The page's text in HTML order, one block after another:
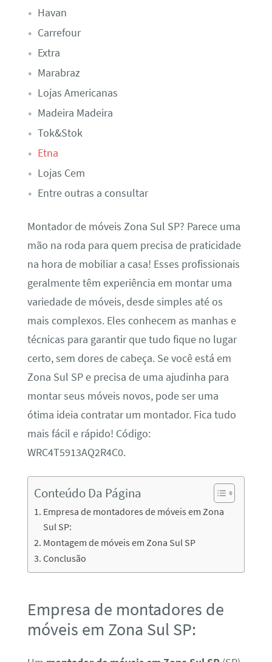
Havan
Carrefour
Extra
Marabraz
Lojas Americanas
Madeira Madeira
Tok&Stok
Etna
Lojas Cem
Entre outras a consultar
Montador de móveis Zona Sul SP? Parece uma
mão na roda para quem precisa de praticidade
na hora de mobiliar a casa! Esses profissionais
geralmente têm experiência em montar uma
variedade de móveis, desde simples até os
mais complexos. Eles conhecem as manhas e
técnicas para garantir que tudo fique no lugar
certo, sem dores de cabeça. Se você está em
Zona Sul SP e precisa de uma ajudinha para
montar seus móveis novos, pode ser uma
ótima ideia contratar um montador. Fica tudo
mais fácil e rápido! Código:
WRC4T5913AQ2R4C0.
Conteúdo Da Página
Empresa de montadores de móveis em Zona
Sul SP:
Montagem de móveis em Zona Sul SP
Conclusão
Empresa de montadores de
móveis em Zona Sul SP: